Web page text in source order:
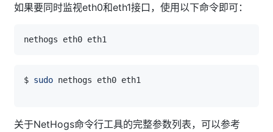
如果要同时监视eth0和eth1接口，使用以下命令即可：
$ sudo
关于NetHogs命令行工具的完整参数列表，可以参考